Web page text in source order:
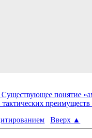
понятие
Вверх ▲